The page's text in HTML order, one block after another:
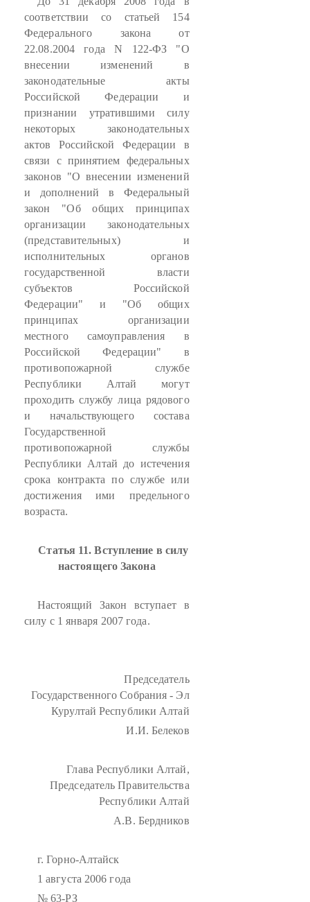
соответствии со статьей 154
Федерального закона от
22.08.2004 года N 122-ФЗ "О
внесении изменений в
законодательные акты
Российской Федерации и
признании утратившими силу
некоторых законодательных
актов Российской Федерации в
связи с принятием федеральных
законов "О внесении изменений
и дополнений в Федеральный
закон "Об общих принципах
организации законодательных
(представительных) и
исполнительных органов
государственной власти
субъектов Российской
Федерации" и "Об общих
принципах организации
местного самоуправления в
Российской Федерации" в
противопожарной службе
Республики Алтай могут
проходить службу лица рядового
и начальствующего состава
Государственной
противопожарной службы
Республики Алтай до истечения
срока контракта по службе или
достижения ими предельного
возраста.
Статья 11. Вступление в силу
настоящего Закона
Настоящий Закон вступает в
силу с 1 января 2007 года.
Председатель
Государственного Собрания - Эл
Курултай Республики Алтай
И.И. Белеков
Глава Республики Алтай,
Председатель Правительства
Республики Алтай
А.В. Бердников
г. Горно-Алтайск
1 августа 2006 года
№ 63-РЗ